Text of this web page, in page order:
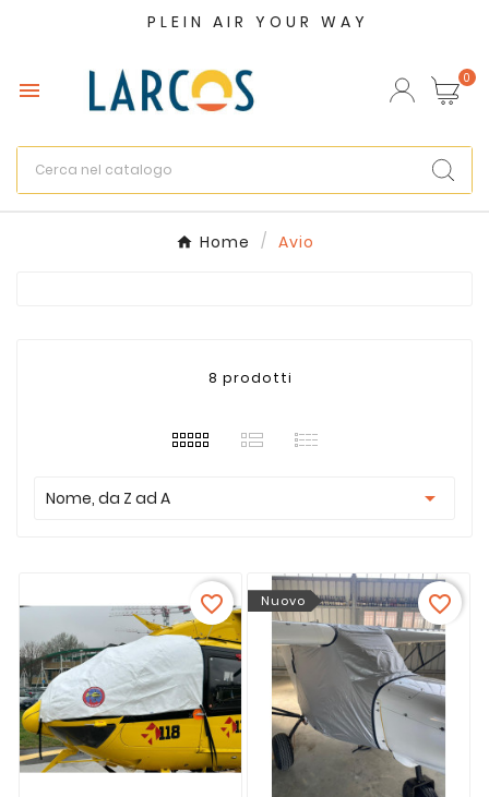
PLEIN AIR YOUR WAY
 0
Home Avio
8 prodotti
Nome, da Z ad A 
favorite_border Nuovo favorite_border
Nome lista dei desideri
Annulla Crea lista dei desideri